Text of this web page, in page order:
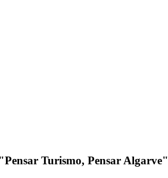
Turismo, Pensar Algarve"